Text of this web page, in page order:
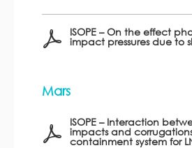
ISOPE – On the effect
impact pressures due to
Mars
ISOPE – Interaction
impacts and
containment system for